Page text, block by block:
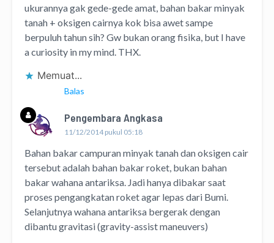
ukurannya gak gede-gede amat, bahan bakar minyak
tanah + oksigen cairnya kok bisa awet sampe
berpuluh tahun sih? Gw bukan orang fisika, but I have
a curiosity in my mind. THX.
Memuat...
Balas
Pengembara Angkasa
11/12/2014 pukul 05:18
Bahan bakar campuran minyak tanah dan oksigen cair
tersebut adalah bahan bakar roket, bukan bahan
bakar wahana antariksa. Jadi hanya dibakar saat
proses pengangkatan roket agar lepas dari Bumi.
Selanjutnya wahana antariksa bergerak dengan
dibantu gravitasi (gravity-assist maneuvers)